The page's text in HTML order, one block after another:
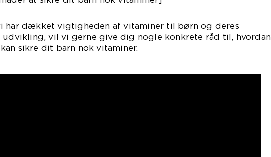
har dækket vigtigheden af vitaminer til børn og deres
udvikling, vil vi gerne give dig nogle konkrete råd til, hvordan
sikre dit barn nok vitaminer.